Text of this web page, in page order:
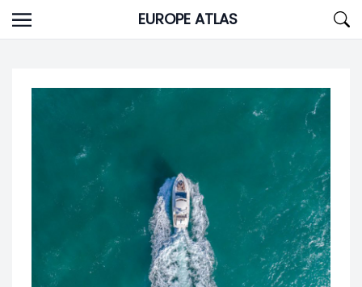
Skip
EUROPE ATLAS